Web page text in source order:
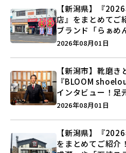
【新潟県】『
店』をまとめてご
ブランド「らぁめ
しょうがの空」な
2026年08月01日
【新潟市】靴磨
『BLOOM
インタビュー！足
つくる装いの提案
2026年08月01日
【新潟県】『
をまとめてご紹介